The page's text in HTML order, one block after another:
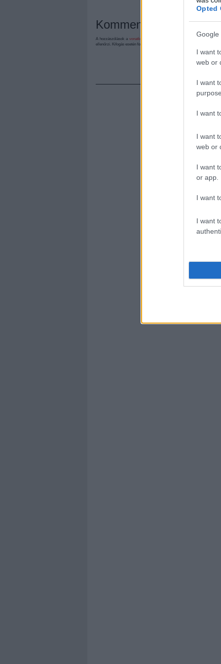
Opted
Google
I want
web or
I want
I want
I want
web or
I want
or app.
I want
I want
Kommentek:
A hozzászólások a vonatkozó jogszabályok értelmében felhasználói
ellenőrzi. Kifogás esetén forduljon a blog szerkesztőjéhez. Részletek a